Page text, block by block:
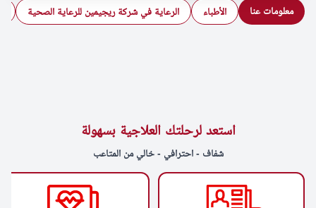
معلومات عنا الأطباء الرعاية في شركة ريجيمين للرعاية الصحية
استعد لرحلتك العلاجية بسهولة
شفاف - احترافي - خالي من المتاعب